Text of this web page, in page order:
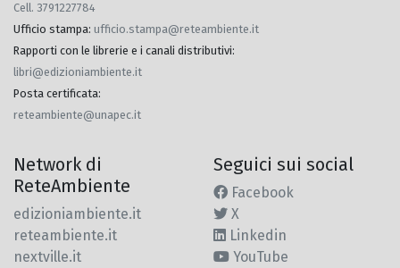
Cell. 3791227784
Ufficio stampa: ufficio.stampa@reteambiente.it
Rapporti con le librerie e i canali distributivi:
libri@edizioniambiente.it
Posta certificata:
reteambiente@unapec.it
Network di
ReteAmbiente
edizioniambiente.it
reteambiente.it
nextville.it
Seguici sui social
Facebook
X
Linkedin
YouTube